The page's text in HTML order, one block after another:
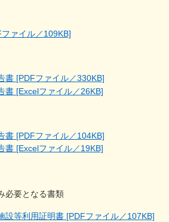
ァイル／109KB]
書 [PDFファイル／330KB]
書 [Excelファイル／26KB]
書 [PDFファイル／104KB]
書 [Excelファイル／19KB]
必要となる書類
設等利用証明書 [PDFファイル／107KB]